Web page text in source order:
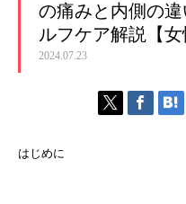
の痛みと内側の
ルフケア解説【女
2024.07.23
はじめに